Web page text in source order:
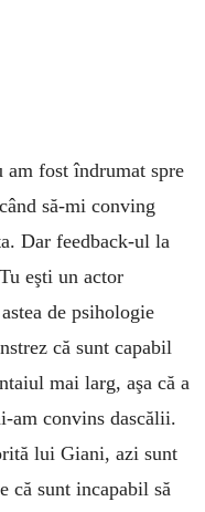
am fost îndrumat spre
să-mi conving
Dar feedback-ul la
eşti un actor
de psihologie
că sunt capabil
mai larg, aşa că a
am convins dascălii.
lui Giani, azi sunt
că sunt incapabil să